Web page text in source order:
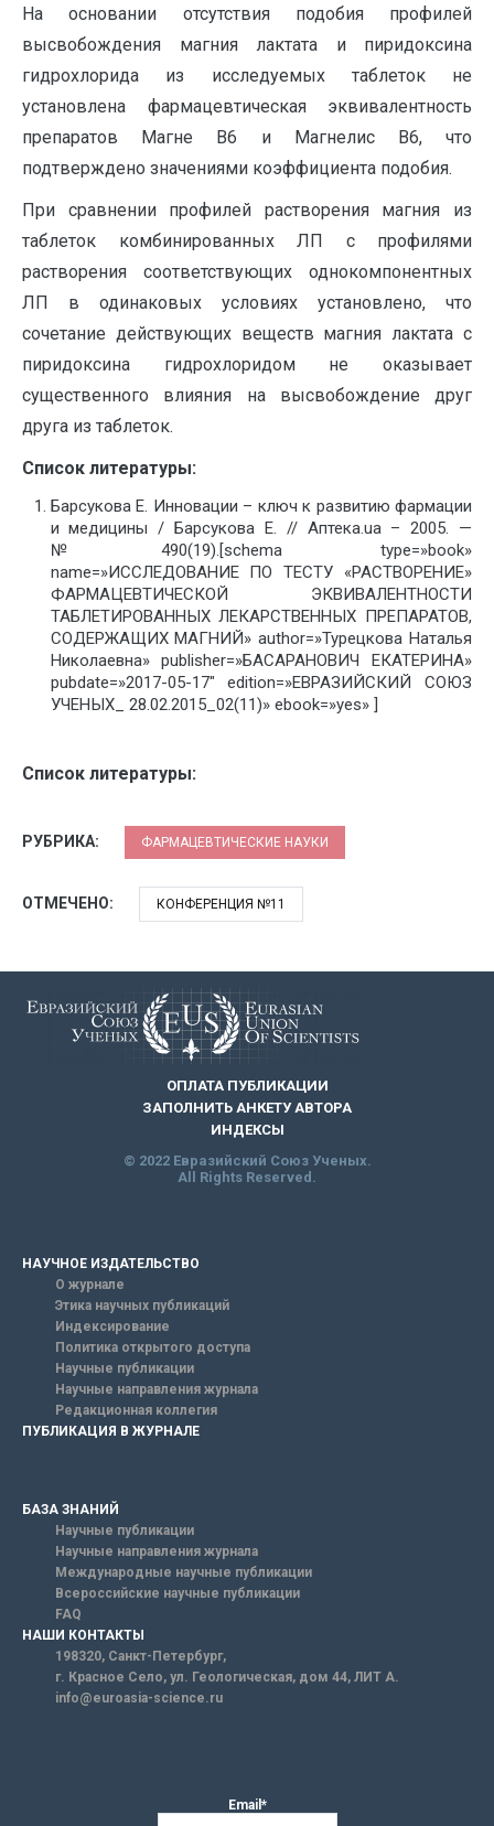
На основании отсутствия подобия профилей
высвобождения магния лактата и пиридоксина
гидрохлорида из исследуемых таблеток не
установлена фармацевтическая эквивалентность
препаратов Магне В6 и Магнелис В6, что
подтверждено значениями коэффициента подобия.
При сравнении профилей растворения магния из
таблеток комбинированных ЛП с профилями
растворения соответствующих однокомпонентных
ЛП в одинаковых условиях установлено, что
сочетание действующих веществ магния лактата с
пиридоксина гидрохлоридом не оказывает
существенного влияния на высвобождение друг
друга из таблеток.
Список литературы:
Барсукова Е. Инновации – ключ к развитию фармации
и медицины / Барсукова Е. // Аптека.ua – 2005. —
№490(19).[schema type=»book»
name=»ИССЛЕДОВАНИЕ ПО ТЕСТУ «РАСТВОРЕНИЕ»
ФАРМАЦЕВТИЧЕСКОЙ ЭКВИВАЛЕНТНОСТИ
ТАБЛЕТИРОВАННЫХ ЛЕКАРСТВЕННЫХ ПРЕПАРАТОВ,
СОДЕРЖАЩИХ МАГНИЙ» author=»Турецкова Наталья
Николаевна» publisher=»БАСАРАНОВИЧ ЕКАТЕРИНА»
pubdate=»2017-05-17″ edition=»ЕВРАЗИЙСКИЙ СОЮЗ
УЧЕНЫХ_ 28.02.2015_02(11)» ebook=»yes» ]
Список литературы:
РУБРИКА: ФАРМАЦЕВТИЧЕСКИЕ НАУКИ
ОТМЕЧЕНО: КОНФЕРЕНЦИЯ №11
ОПЛАТА ПУБЛИКАЦИИ
ЗАПОЛНИТЬ АНКЕТУ АВТОРА
ИНДЕКСЫ
© 2022 Евразийский Союз Ученых.
All Rights Reserved.
НАУЧНОЕ ИЗДАТЕЛЬСТВО
О журнале
Этика научных публикаций
Индексирование
Политика открытого доступа
Научные публикации
Научные направления журнала
Редакционная коллегия
ПУБЛИКАЦИЯ В ЖУРНАЛЕ
БАЗА ЗНАНИЙ
Научные публикации
Научные направления журнала
Международные научные публикации
Всероссийские научные публикации
FAQ
НАШИ КОНТАКТЫ
198320, Санкт-Петербург,
г. Красное Село, ул. Геологическая, дом 44, ЛИТ А.
info@euroasia-science.ru
Email*